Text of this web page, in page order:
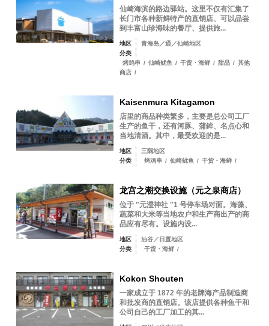
仙崎海滨的路边驿站。这里不仅有汇集了
长门市各种新鲜特产的直销店、可以品尝
到丰富山珍海味的餐厅、提供旅...
地区
青海岛／通／仙崎地区
分类
烤鸡串 / 仙崎鱿鱼 / 干货・海鲜 / 甜品 / 其他
商店 /
Kaisenmura Kitagamon
店里的商品种类繁多，主要是总公司工厂
生产的鱼干，还有河豚、蒲鉾、名点心和
当地清酒。其中，最受欢迎的是...
地区
三隅地区
分类
烤鸡串 / 仙崎鱿鱼 / 干货・海鲜 /
龙宫之潮交换设施（元之泉商店）
位于 "元澄神社 "1 号停车场对面。海藻、
蔬菜和大米等当地农户和生产商出产的商
品应有尽有。设施内设...
地区
油谷／日置地区
分类
干货・海鲜 /
Kokon Shouten
一家成立于 1872 年的老牌海产品制造商
和批发商的直销店。该店提供各种鱼干和
公司自己的工厂加工的其...